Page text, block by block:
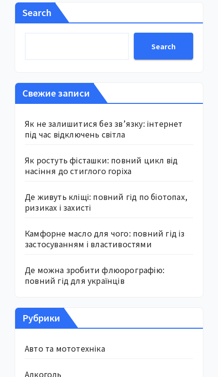
Search
Search
Свежие записи
Як не залишитися без зв’язку: інтернет
під час відключень світла
Як ростуть фісташки: повний цикл від
насіння до стиглого горіха
Де живуть кліщі: повний гід по біотопах,
ризиках і захисті
Камфорне масло для чого: повний гід із
застосуванням і властивостями
Де можна зробити флюорографію:
повний гід для українців
Рубрики
Авто та мототехніка
Алкоголь